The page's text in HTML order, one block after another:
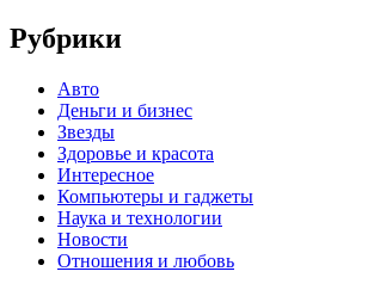
Рубрики
Авто
Деньги и бизнес
Звезды
Здоровье и красота
Интересное
Компьютеры и гаджеты
Наука и технологии
Новости
Отношения и любовь